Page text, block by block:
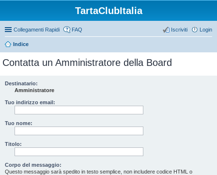
TartaClubItalia
Collegamenti Rapidi FAQ Login
Iscriviti
Indice
Contatta un Amministratore della Board
Destinatario:
Amministratore
Tuo indirizzo email:
Tuo nome:
Titolo:
Corpo del messaggio:
Questo messaggio sarà spedito in testo semplice, non includere codice HTML o